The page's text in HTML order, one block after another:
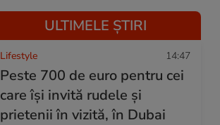
ULTIMELE ȘTIRI
Lifestyle 14:47
Peste 700 de euro pentru cei
care își invită rudele și
prietenii în vizită, în Dubai